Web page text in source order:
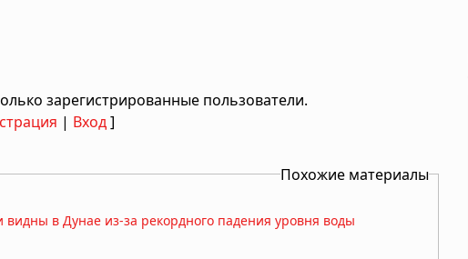
зарегистрированные пользователи.
| Вход]
Похожие материалы
видны в Дунае из-за рекордного падения уровня воды